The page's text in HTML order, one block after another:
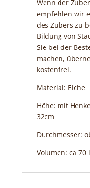
Wenn der
empfehlen wir
des Zubers zu
Bildung von
Sie bei der
machen,
kostenfrei.
Material: Eiche
Höhe: mit
32cm
Durchmesser:
Volumen: ca 70 l